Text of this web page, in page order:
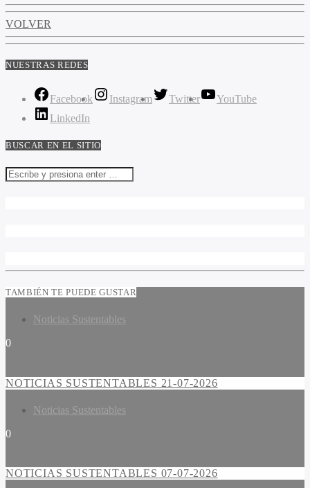
VOLVER
NUESTRAS REDES
Facebook Instagram Twitter
YouTube
LinkedIn
BUSCAR EN EL SITIO
TAMBIÉN TE PUEDE GUSTAR
Noticias Sustentables
0
NOTICIAS SUSTENTABLES 21-07-2026
Noticias Sustentables
0
NOTICIAS SUSTENTABLES 07-07-2026